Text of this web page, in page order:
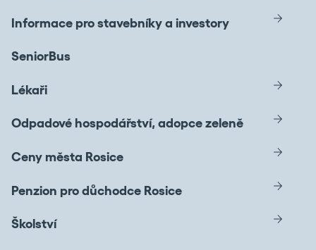
Informace pro stavebníky a investory
SeniorBus
Lékaři
Odpadové hospodářství, adopce zeleně
Ceny města Rosice
Penzion pro důchodce Rosice
Školství